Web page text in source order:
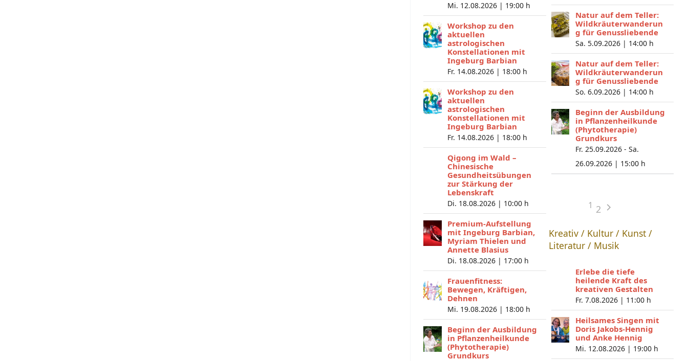
Mi. 12.08.2026 | 19:00 h
Workshop zu den
aktuellen
astrologischen
Konstellationen mit
Ingeburg Barbian
Fr. 14.08.2026 | 18:00 h
Workshop zu den
aktuellen
astrologischen
Konstellationen mit
Ingeburg Barbian
Fr. 14.08.2026 | 18:00 h
Qigong im Wald –
Chinesische
Gesundheitsübungen
zur Stärkung der
Lebenskraft
Di. 18.08.2026 | 10:00 h
Premium-Aufstellung
mit Ingeburg Barbian,
Myriam Thielen und
Annette Blasius
Di. 18.08.2026 | 17:00 h
Frauenfitness:
Bewegen, Kräftigen,
Dehnen
Mi. 19.08.2026 | 18:00 h
Beginn der Ausbildung
in Pflanzenheilkunde
(Phytotherapie)
Grundkurs
Natur auf dem Teller:
Wildkräuterwanderun
g für Genussliebende
Sa. 5.09.2026 | 14:00 h
Natur auf dem Teller:
Wildkräuterwanderun
g für Genussliebende
So. 6.09.2026 | 14:00 h
Beginn der Ausbildung
in Pflanzenheilkunde
(Phytotherapie)
Grundkurs
Fr. 25.09.2026 - Sa.
26.09.2026 | 15:00 h
1 2
Kreativ / Kultur / Kunst /
Literatur / Musik
Erlebe die tiefe
heilende Kraft des
kreativen Gestalten
Fr. 7.08.2026 | 11:00 h
Heilsames Singen mit
Doris Jakobs-Hennig
und Anke Hennig
Mi. 12.08.2026 | 19:00 h